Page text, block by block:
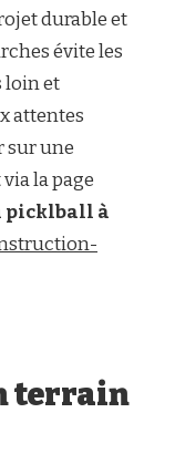
durable et
évite les
loin et
attentes
sur une
la page
picklball à
terrain